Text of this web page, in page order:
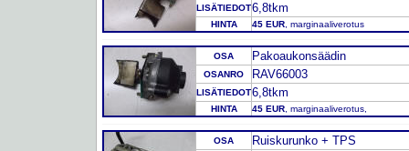
LISÄTIEDOT6,8tkm
HINTA 45 EUR , marginaaliverotus
OSA Pakoaukonsäädin
OSANRO RAV66003
LISÄTIEDOT6,8tkm
HINTA 45 EUR , marginaaliverotus,
OSA Ruiskurunko + TPS